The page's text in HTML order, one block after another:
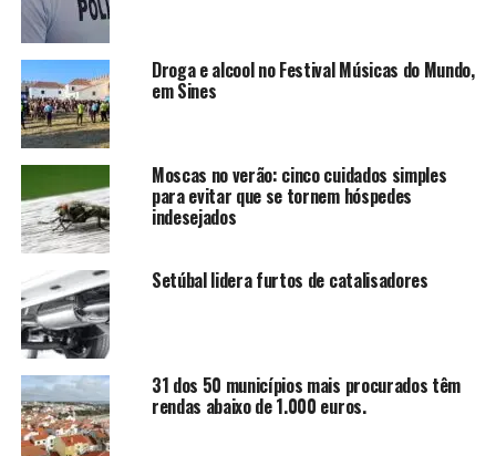
Droga e alcool no Festival Músicas do Mundo,
em Sines
Moscas no verão: cinco cuidados simples
para evitar que se tornem hóspedes
indesejados
Setúbal lidera furtos de catalisadores
31 dos 50 municípios mais procurados têm
rendas abaixo de 1.000 euros.